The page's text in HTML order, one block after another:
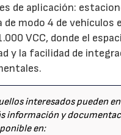
de aplicación:
de modo 4 de vehículos
VCC, donde el
y la facilidad de
interesados pueden
información y
en: